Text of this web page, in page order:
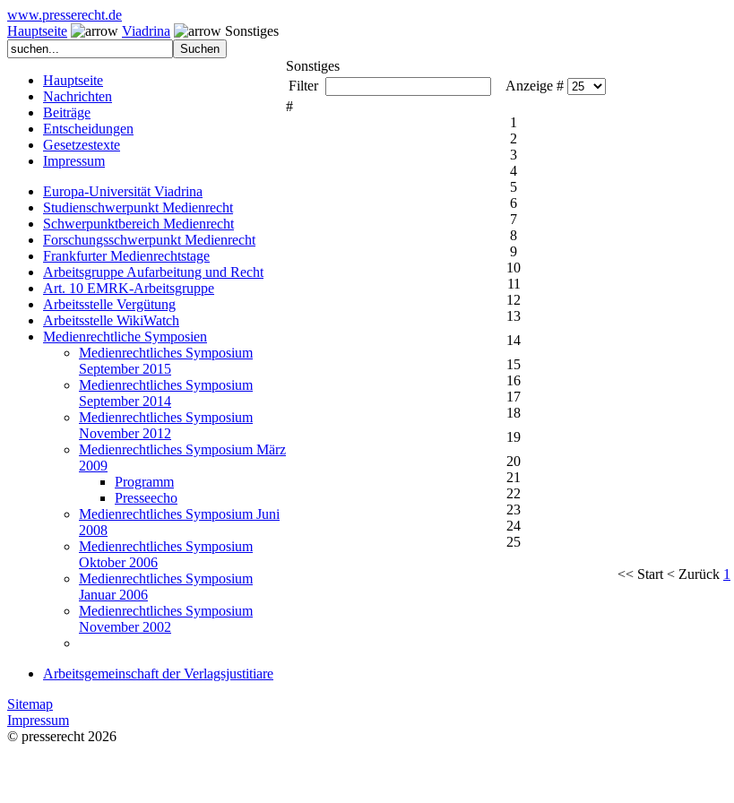
www.presserecht.de
Hauptseite
Viadrina Sonstiges
Hauptseite
Nachrichten
Beiträge
Entscheidungen
Gesetzestexte
Impressum
Europa-Universität Viadrina
Studienschwerpunkt Medienrecht
Schwerpunktbereich Medienrecht
Forschungsschwerpunkt Medienrecht
Frankfurter Medienrechtstage
Arbeitsgruppe Aufarbeitung und Recht
Art. 10 EMRK-Arbeitsgruppe
Arbeitsstelle Vergütung
Arbeitsstelle WikiWatch
Medienrechtliche Symposien
Medienrechtliches Symposium
September 2015
Medienrechtliches Symposium
September 2014
Medienrechtliches Symposium
November 2012
Medienrechtliches Symposium März
2009
Programm
Presseecho
Medienrechtliches Symposium Juni
2008
Medienrechtliches Symposium
Oktober 2006
Medienrechtliches Symposium
Januar 2006
Medienrechtliches Symposium
November 2002
Arbeitsgemeinschaft der Verlagsjustitiare
Sonstiges
Filter
Anzeige #
#
1
2
3
4
5
6
7
8
9
10
11
12
13
14
15
16
17
18
19
20
21
22
23
24
25
<< Start < Zurück 1
Sitemap
Impressum
© presserecht 2026